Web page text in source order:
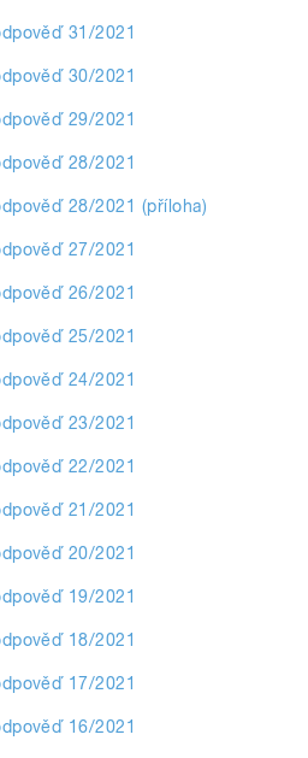
31/2021
30/2021
29/2021
28/2021
28/2021 (příloha)
27/2021
26/2021
25/2021
24/2021
23/2021
22/2021
21/2021
20/2021
19/2021
18/2021
17/2021
16/2021